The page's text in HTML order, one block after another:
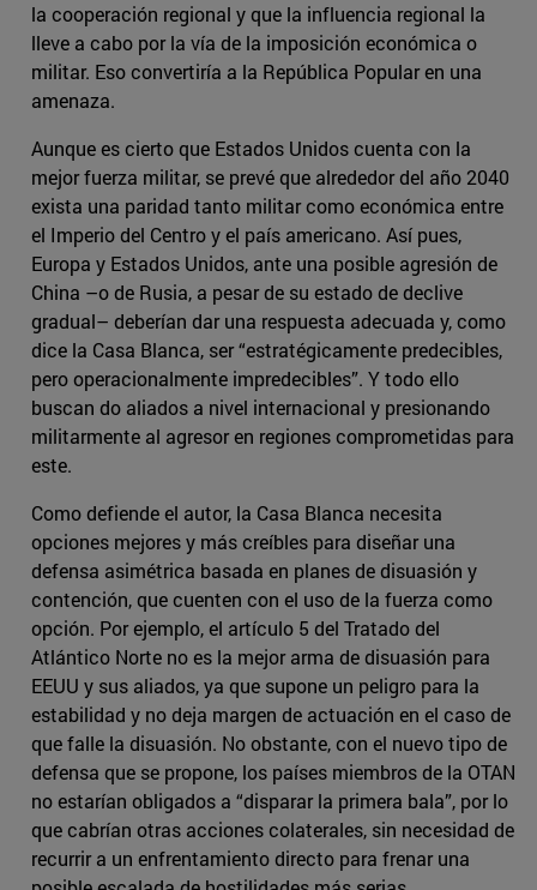
la cooperación regional y que la influencia regional la
lleve a cabo por la vía de la imposición económica o
militar. Eso convertiría a la República Popular en una
amenaza.
Aunque es cierto que Estados Unidos cuenta con la
mejor fuerza militar, se prevé que alrededor del año 2040
exista una paridad tanto militar como económica entre
el Imperio del Centro y el país americano. Así pues,
Europa y Estados Unidos, ante una posible agresión de
China –o de Rusia, a pesar de su estado de declive
gradual– deberían dar una respuesta adecuada y, como
dice la Casa Blanca, ser “estratégicamente predecibles,
pero operacionalmente impredecibles”. Y todo ello
buscan do aliados a nivel internacional y presionando
militarmente al agresor en regiones comprometidas para
este.
Como defiende el autor, la Casa Blanca necesita
opciones mejores y más creíbles para diseñar una
defensa asimétrica basada en planes de disuasión y
contención, que cuenten con el uso de la fuerza como
opción. Por ejemplo, el artículo 5 del Tratado del
Atlántico Norte no es la mejor arma de disuasión para
EEUU y sus aliados, ya que supone un peligro para la
estabilidad y no deja margen de actuación en el caso de
que falle la disuasión. No obstante, con el nuevo tipo de
defensa que se propone, los países miembros de la OTAN
no estarían obligados a “disparar la primera bala”, por lo
que cabrían otras acciones colaterales, sin necesidad de
recurrir a un enfrentamiento directo para frenar una